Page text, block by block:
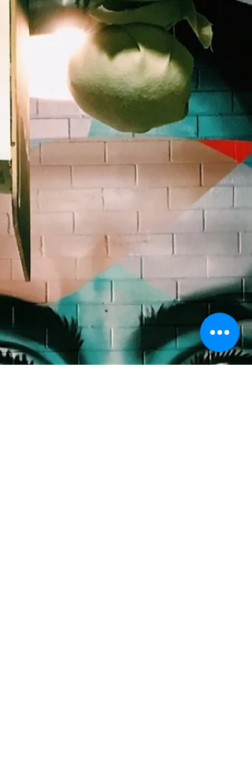
CALMFIDENCE
Calmfidence = Calmness x
Confidence
Die innere Gelassenheit multipliziert durch
Selbstvertrauen: Ein ganzheitlicher Ansatz für ein
gesundes Leben und Unternehmertum.